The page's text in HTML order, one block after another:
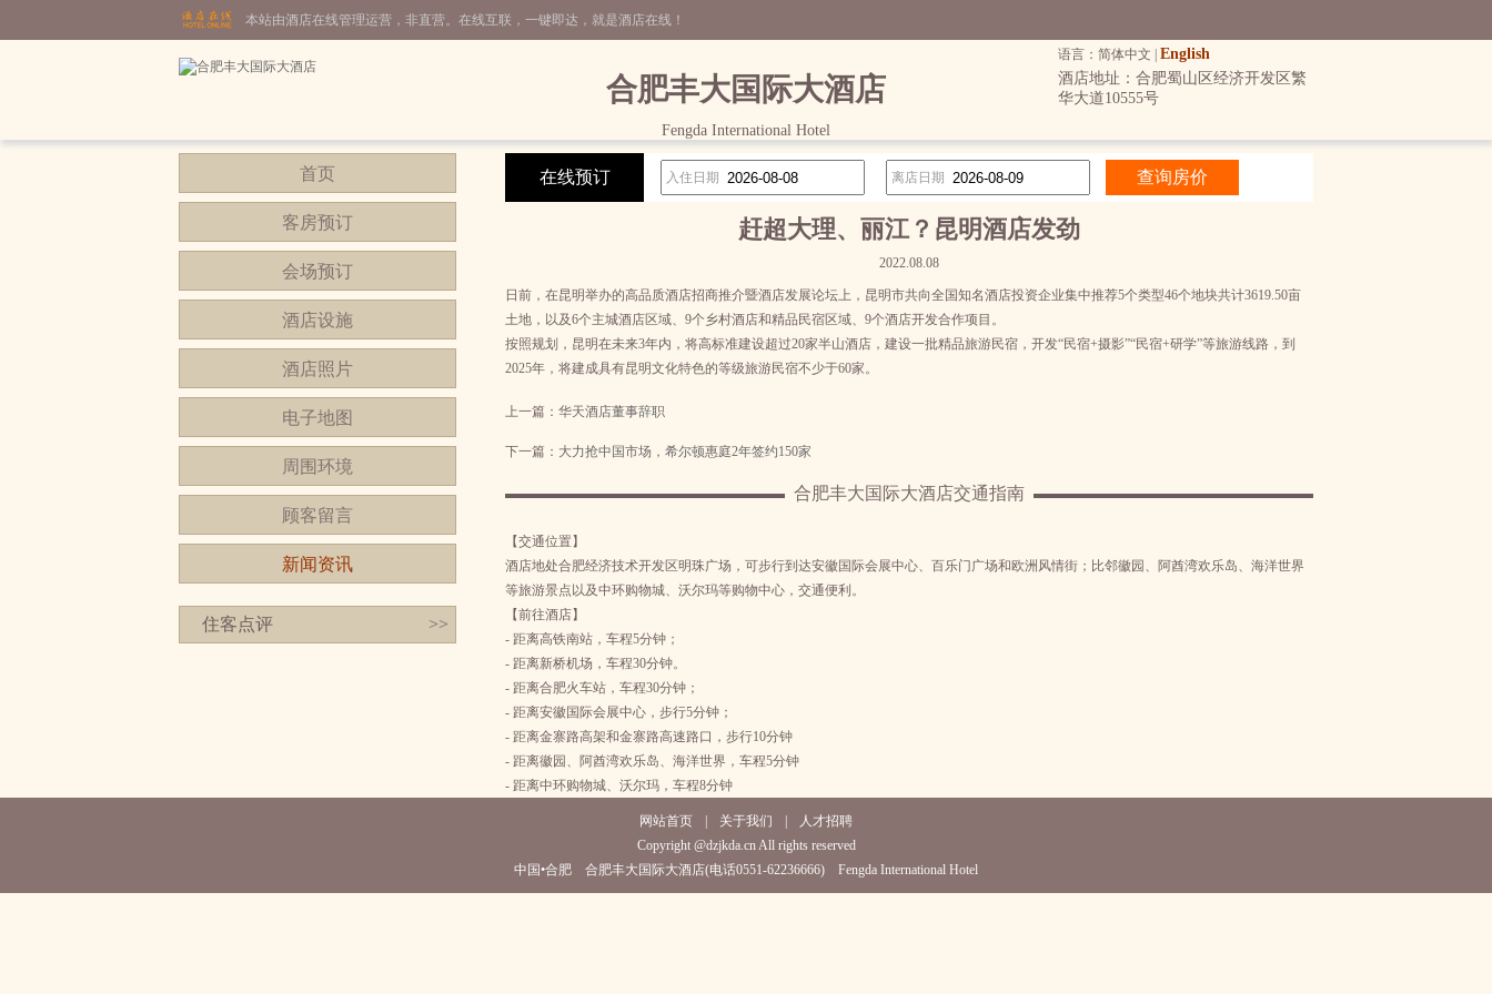
本站由酒店在线管理运营，非直营。在线互联，一键即达，就是酒店在线！
语言：简体中文 | English
合肥丰大国际大酒店
Fengda International Hotel
酒店地址：合肥蜀山区经济开发区繁
华大道10555号
首页
客房预订
会场预订
酒店设施
酒店照片
电子地图
周围环境
顾客留言
新闻资讯
住客点评 >>
在线预订 入住日期 离店日期
赶超大理、丽江？昆明酒店发劲
2022.08.08
日前，在昆明举办的高品质酒店招商推介暨酒店发展论坛上，昆明市共向全国知名酒店投资企业集中推荐5个类型46个地块共计3619.50亩
土地，以及6个主城酒店区域、9个乡村酒店和精品民宿区域、9个酒店开发合作项目。
按照规划，昆明在未来3年内，将高标准建设超过20家半山酒店，建设一批精品旅游民宿，开发“民宿+摄影”“民宿+研学”等旅游线路，到
2025年，将建成具有昆明文化特色的等级旅游民宿不少于60家。
上一篇： 华天酒店董事辞职
下一篇： 大力抢中国市场，希尔顿惠庭2年签约150家
合肥丰大国际大酒店交通指南
【交通位置】
酒店地处合肥经济技术开发区明珠广场，可步行到达安徽国际会展中心、百乐门广场和欧洲风情街；比邻徽园、阿酋湾欢乐岛、海洋世界
等旅游景点以及中环购物城、沃尔玛等购物中心，交通便利。
【前往酒店】
- 距离高铁南站，车程5分钟；
- 距离新桥机场，车程30分钟。
- 距离合肥火车站，车程30分钟；
- 距离安徽国际会展中心，步行5分钟；
- 距离金寨路高架和金寨路高速路口，步行10分钟
- 距离徽园、阿酋湾欢乐岛、海洋世界，车程5分钟
- 距离中环购物城、沃尔玛，车程8分钟
网站首页 关于我们
人才招聘
Copyright @dzjkda.cn All rights reserved
中国•合肥 合肥丰大国际大酒店(电话0551-62236666) Fengda International Hotel